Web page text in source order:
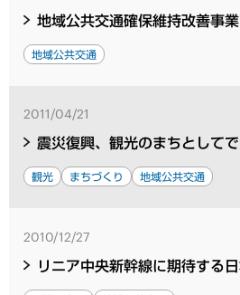
地域公共交通確保維持改善事
地域公共交通
2011/04/21
震災復興、観光のまちとして
観光 まちづくり 地域公共交通
2010/12/27
リニア中央新幹線に期待する